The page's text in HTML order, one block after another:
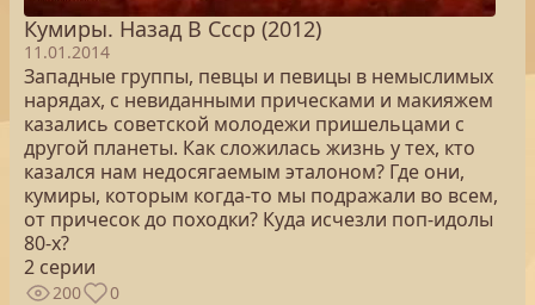
Кумиры. Назад В Ссср (2012)
11.01.2014
Западные группы, певцы и певицы в немыслимых
нарядах, с невиданными прическами и макияжем
казались советской молодежи пришельцами с
другой планеты. Как сложилась жизнь у тех, кто
казался нам недосягаемым эталоном? Где они,
кумиры, которым когда-то мы подражали во всем,
от причесок до походки? Куда исчезли поп-идолы
80-х?
2 серии
200 0